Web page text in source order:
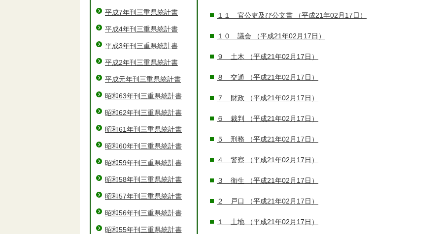
１１ 官公吏及び公文書 （平成21年02月17日）
１０ 議会 （平成21年02月17日）
９ 土木 （平成21年02月17日）
８ 交通 （平成21年02月17日）
７ 財政 （平成21年02月17日）
６ 裁判 （平成21年02月17日）
５ 刑務 （平成21年02月17日）
４ 警察 （平成21年02月17日）
３ 衛生 （平成21年02月17日）
２ 戸口 （平成21年02月17日）
１ 土地 （平成21年02月17日）
平成7年刊三重県統計書
平成4年刊三重県統計書
平成3年刊三重県統計書
平成2年刊三重県統計書
平成元年刊三重県統計書
昭和63年刊三重県統計書
昭和62年刊三重県統計書
昭和61年刊三重県統計書
昭和60年刊三重県統計書
昭和59年刊三重県統計書
昭和58年刊三重県統計書
昭和57年刊三重県統計書
昭和56年刊三重県統計書
昭和55年刊三重県統計書